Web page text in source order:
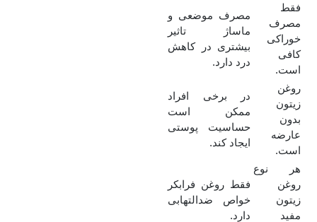
فقط
مصرف
خوراکی
کافی
است.
مصرف موضعی و
ماساژ تاثیر
بیشتری در کاهش
درد دارد.
روغن
زیتون
بدون
عارضه
است.
در برخی افراد
ممکن است
حساسیت پوستی
ایجاد کند.
هر نوع
روغن
زیتون
مفید
فقط روغن فرابکر
خواص ضدالتهابی
دارد.